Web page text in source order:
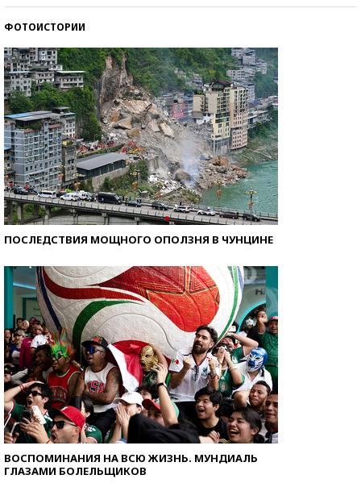
ФОТОИСТОРИИ
ПОСЛЕДСТВИЯ МОЩНОГО ОПОЛЗНЯ В ЧУНЦИНЕ
ВОСПОМИНАНИЯ НА ВСЮ ЖИЗНЬ. МУНДИАЛЬ
ГЛАЗАМИ БОЛЕЛЬЩИКОВ